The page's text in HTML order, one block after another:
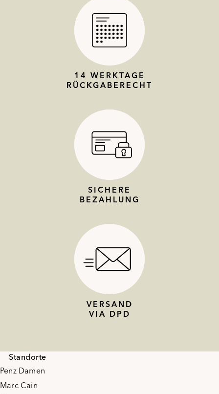
14 WERKTAGE
RÜCKGABERECHT
SICHERE
BEZAHLUNG
VERSAND
VIA DPD
Standorte
Penz Damen
Marc Cain